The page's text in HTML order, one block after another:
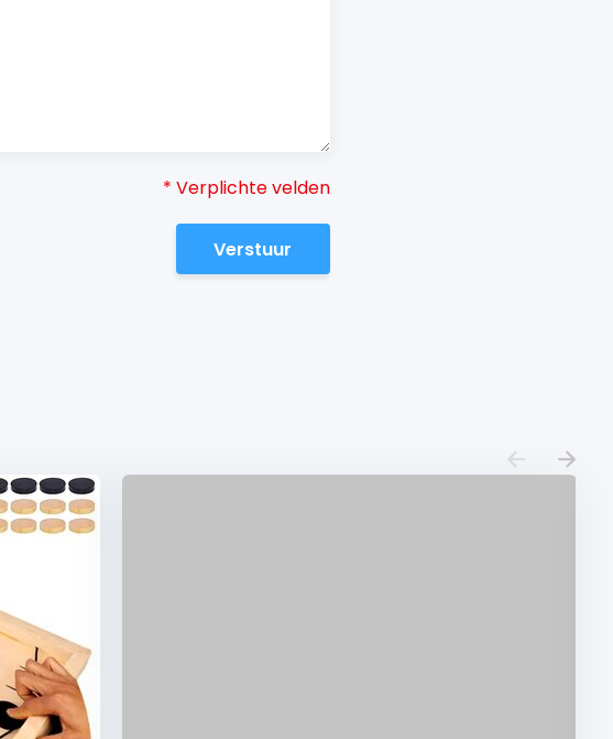
* Verplichte velden
Verstuur